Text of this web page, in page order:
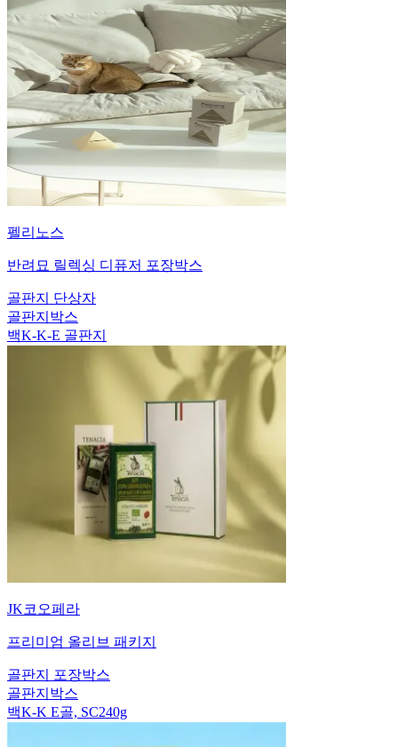
펠리노스
반려묘 릴렉싱 디퓨저 포장박스
골판지 단상자
골판지박스
백K-K-E 골판지
JK코오페라
프리미엄 올리브 패키지
골판지 포장박스
골판지박스
백K-K E골, SC240g